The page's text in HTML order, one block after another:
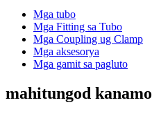
Mga tubo
Mga Fitting sa Tubo
Mga Coupling ug Clamp
Mga aksesorya
Mga gamit sa pagluto
mahitungod kanamo